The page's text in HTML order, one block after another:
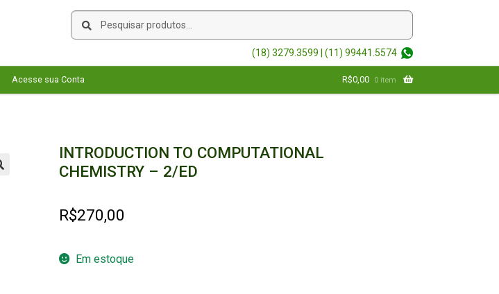
Pesquisar
Pesquisar
(18) 3279.3599 | (11) 99441.5574
Acesse sua Conta R$0,00 0 item
INTRODUCTION TO COMPUTATIONAL
CHEMISTRY – 2/ED
R$270,00
Em estoque